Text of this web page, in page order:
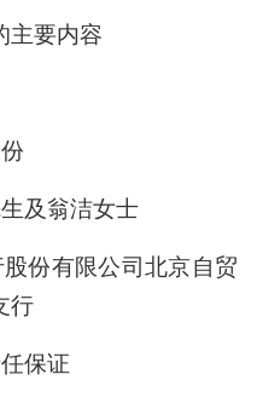
主要内容
及翁洁女士
份有限公司北京自贸
行
保证